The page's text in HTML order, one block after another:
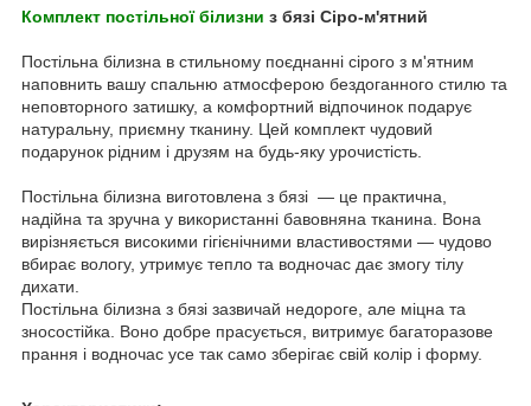
Комплект постільної білизни з бязі Сіро-м'ятний
Постільна білизна в стильному поєднанні сірого з м'ятним
наповнить вашу спальню атмосферою бездоганного стилю та
неповторного затишку, а комфортний відпочинок подарує
натуральну, приємну тканину. Цей комплект чудовий
подарунок рідним і друзям на будь-яку урочистість.
Постільна білизна виготовлена з бязі — це практична,
надійна та зручна у використанні бавовняна тканина. Вона
вирізняється високими гігієнічними властивостями — чудово
вбирає вологу, утримує тепло та водночас дає змогу тілу
дихати.
Постільна білизна з бязі зазвичай недороге, але міцна та
зносостійка. Воно добре прасується, витримує багаторазове
прання і водночас усе так само зберігає свій колір і форму.